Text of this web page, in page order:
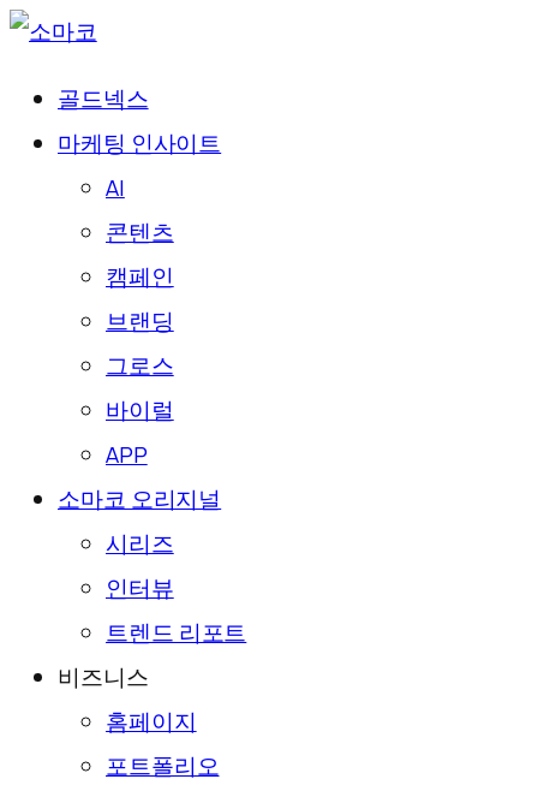
골드넥스
마케팅 인사이트
AI
콘텐츠
캠페인
브랜딩
그로스
바이럴
APP
소마코 오리지널
시리즈
인터뷰
트렌드 리포트
비즈니스
홈페이지
포트폴리오